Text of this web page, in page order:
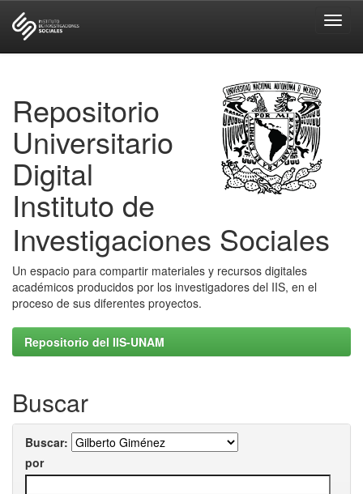
Repositorio
Universitario
Digital
Instituto de
Investigaciones Sociales
Un espacio para compartir materiales y recursos digitales
académicos producidos por los investigadores del IIS, en el
proceso de sus diferentes proyectos.
Repositorio del IIS-UNAM
Buscar
Buscar:
por